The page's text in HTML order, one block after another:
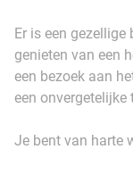
Er is een
genieten van een
een bezoek aan
een onvergetelijke
Je bent van harte